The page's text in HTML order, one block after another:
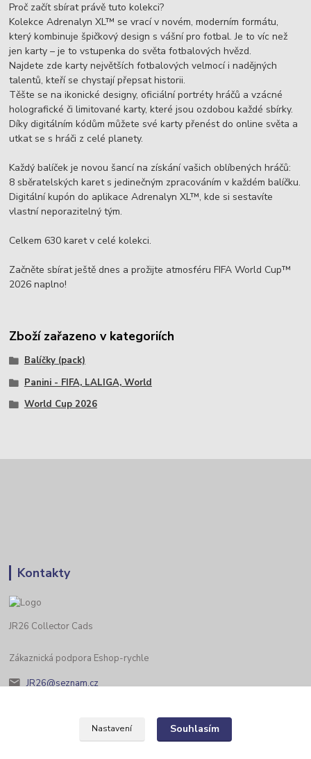
Proč začít sbírat právě tuto kolekci?
Kolekce Adrenalyn XL™ se vrací v novém, moderním formátu,
který kombinuje špičkový design s vášní pro fotbal. Je to víc než
jen karty – je to vstupenka do světa fotbalových hvězd.
Najdete zde karty největších fotbalových velmocí i nadějných
talentů, kteří se chystají přepsat historii.
Těšte se na ikonické designy, oficiální portréty hráčů a vzácné
holografické či limitované karty, které jsou ozdobou každé sbírky.
Díky digitálním kódům můžete své karty přenést do online světa a
utkat se s hráči z celé planety.
Každý balíček je novou šancí na získání vašich oblíbených hráčů:
8 sběratelských karet s jedinečným zpracováním v každém balíčku.
Digitální kupón do aplikace Adrenalyn XL™, kde si sestavíte
vlastní neporazitelný tým.
Celkem 630 karet v celé kolekci.
Začněte sbírat ještě dnes a prožijte atmosféru FIFA World Cup™
2026 naplno!
Zboží zařazeno v kategoriích
Balíčky (pack)
Panini - FIFA, LALIGA, World
World Cup 2026
Kontakty
JR26 Collector Cads
Zákaznická podpora Eshop-rychle
JR26@seznam.cz
Nastavení Souhlasím